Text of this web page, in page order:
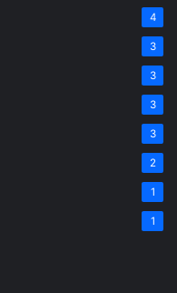
4
3
3
3
3
2
1
1